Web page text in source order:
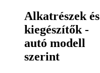
Alkatrészek és
kiegészítők -
autó modell
szerint